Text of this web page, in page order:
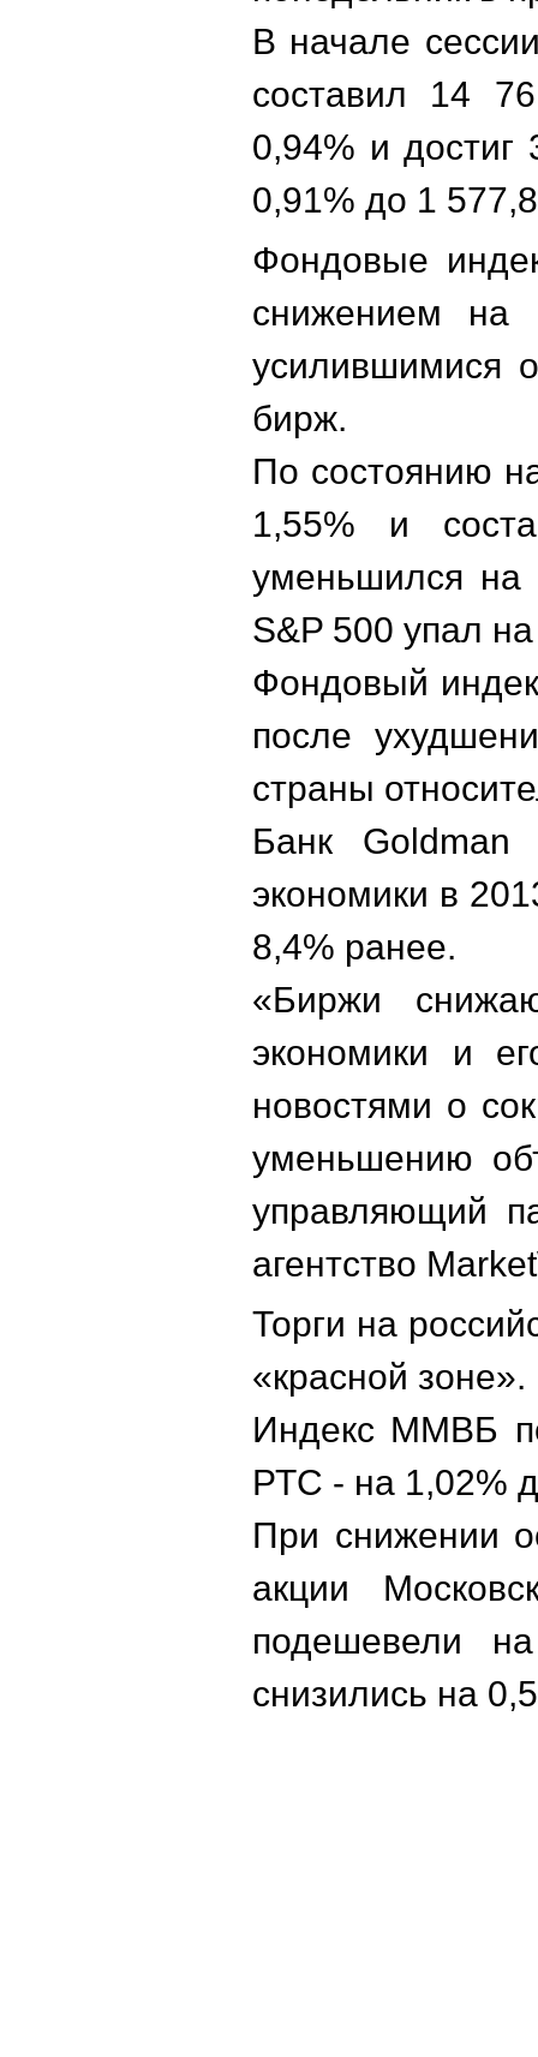
В начале
составил 14
0,94% и достиг
0,91% до 1
Фондовые
снижением на
усилившимися
бирж.
По состоянию
1,55% и
уменьшился на
S&P 500 упал
Фондовый
после
страны
Банк Goldman
экономики в
8,4% ранее.
«Биржи
экономики и
новостями о
уменьшению
управляющий
агентство
Торги на
«красной зоне».
Индекс ММВБ
РТС - на 1,02%
При снижении
акции
подешевели
снизились на